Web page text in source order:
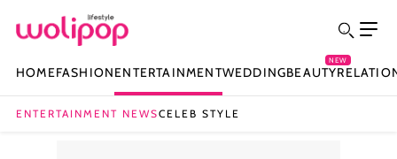
HOMEFASHIONENTERTAINMENTWEDDINGBEAUTY
NEW
ENTERTAINMENT NEWSCELEB STYLE